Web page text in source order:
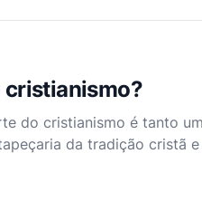
cristianismo?
do cristianismo é tanto
da tradição cristã e